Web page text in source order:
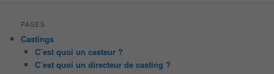
PAGES
Castings
C’est quoi un casteur ?
C’est quoi un directeur de casting ?